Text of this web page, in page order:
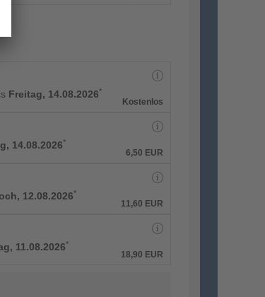
Freitag, 14.08.2026*
Kostenlos
14.08.2026*
6,50 EUR
12.08.2026*
11,60 EUR
11.08.2026*
18,90 EUR